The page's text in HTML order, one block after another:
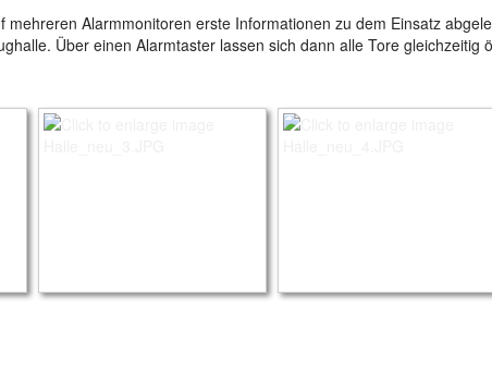
Alarmmonitoren erste Informationen zu dem Einsatz
Über einen Alarmtaster lassen sich dann alle Tore gleichzeitig